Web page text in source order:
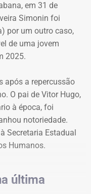
em 31 de
Simonin foi
por um outro caso,
de uma jovem
2025.
após a repercussão
O pai de Vitor Hugo,
à época, foi
notoriedade.
Secretaria Estadual
Humanos.
última